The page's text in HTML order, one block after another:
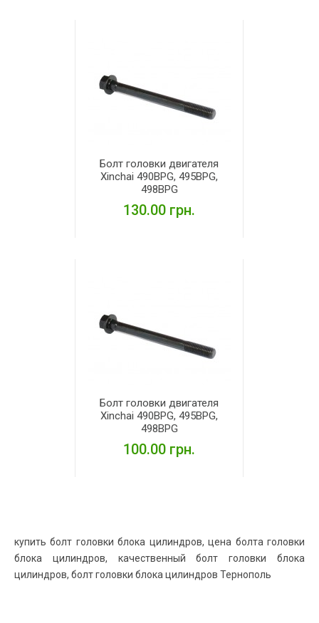
Болт головки двигателя
Xinchai 490BPG, 495BPG,
498BPG
130.00 грн.
Болт головки двигателя
Xinchai 490BPG, 495BPG,
498BPG
100.00 грн.
купить болт головки блока цилиндров, цена болта головки
блока цилиндров, качественный болт головки блока
цилиндров, болт головки блока цилиндров Тернополь